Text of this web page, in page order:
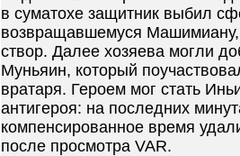
в суматохе защитник выбил
возвращавшемуся Машимиану,
створ. Далее хозяева могли
Муньяин, который
вратаря. Героем мог стать
антигероя: на последних
компенсированное время
после просмотра VAR.